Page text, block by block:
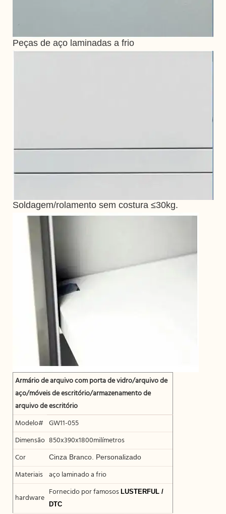
Peças de aço laminadas a frio
Soldagem/rolamento sem costura ≤30kg.
Armário de arquivo com porta de vidro/arquivo de
aço/móveis de escritório/armazenamento de
arquivo de escritório
Modelo# GW11-055
Dimensão 850x390x1800milímetros
Cor
Cinza Branco. Personalizado
Materiais aço laminado a frio
hardware
Fornecido por famosos LUSTERFUL /
DTC